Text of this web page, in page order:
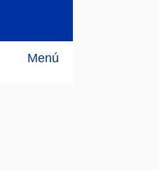
Menú